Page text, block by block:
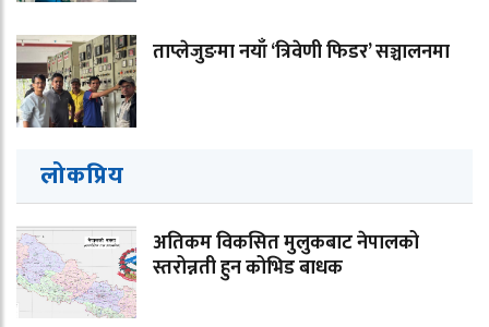
ताप्लेजुङमा नयाँ ‘त्रिवेणी फिडर’ सञ्चालनमा
लोकप्रिय
अतिकम विकसित मुलुकबाट नेपालको
स्तरोन्नती हुन कोभिड बाधक